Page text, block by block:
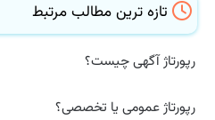
تازه ترین مطالب مرتبط
رپورتاژ آگهی چیست؟
رپورتاژ عمومی یا تخصصی؟